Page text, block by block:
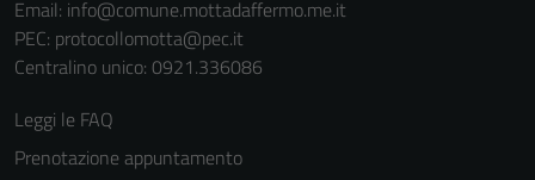
Email: info@comune.mottadaffermo.me.it
PEC: protocollomotta@pec.it
Centralino unico: 0921.336086
Leggi le FAQ
Prenotazione appuntamento